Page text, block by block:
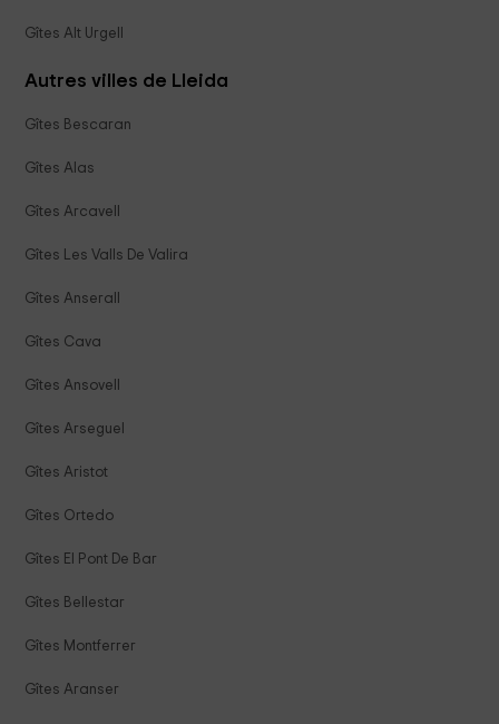
Gîtes Alt Urgell
Autres villes de Lleida
Gîtes Bescaran
Gîtes Alas
Gîtes Arcavell
Gîtes Les Valls De Valira
Gîtes Anserall
Gîtes Cava
Gîtes Ansovell
Gîtes Arseguel
Gîtes Aristot
Gîtes Ortedo
Gîtes El Pont De Bar
Gîtes Bellestar
Gîtes Montferrer
Gîtes Aranser